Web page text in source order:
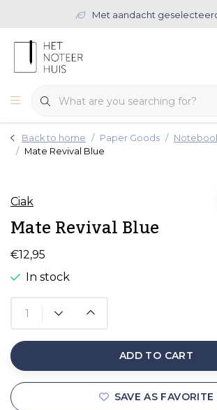
Met aandacht
Back to home Paper Goods
Mate Revival Blue
Ciak
Mate Revival Blue
€12,95
In stock
ADD TO CART
SAVE AS FAVORITE